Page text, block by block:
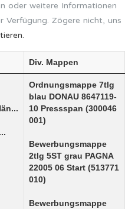
oder weitere Informationen
Verfügung. Zögere nicht, uns
Div. Mappen
Ordnungsmappe 7tlg
blau DONAU 8647119-
10 Pressspan (300046
001)
Bewerbungsmappe
2tlg 5ST grau PAGNA
22005 06 Start (513771
010)
Bewerbungsmappe